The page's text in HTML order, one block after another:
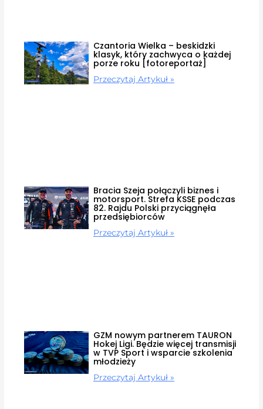
Czantoria Wielka – beskidzki
klasyk, który zachwyca o każdej
porze roku [fotoreportaż]
Przeczytaj Artykuł »
Bracia Szeja połączyli biznes i
motorsport. Strefa KSSE podczas
82. Rajdu Polski przyciągnęła
przedsiębiorców
Przeczytaj Artykuł »
GZM nowym partnerem TAURON
Hokej Ligi. Będzie więcej transmisji
w TVP Sport i wsparcie szkolenia
młodzieży
Przeczytaj Artykuł »